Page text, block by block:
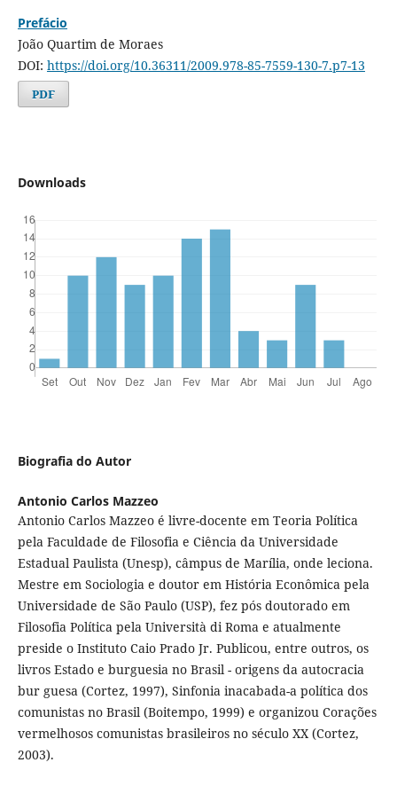
Prefácio
João Quartim de Moraes
DOI: https://doi.org/10.36311/2009.978-85-7559-130-7.p7-13
PDF
Downloads
Biografia do Autor
Antonio Carlos Mazzeo
Antonio Carlos Mazzeo é livre-docente em Teoria Política
pela Faculdade de Filosofia e Ciência da Universidade
Estadual Paulista (Unesp), câmpus de Marília, onde leciona.
Mestre em Sociologia e doutor em História Econômica pela
Universidade de São Paulo (USP), fez pós doutorado em
Filosofia Política pela Università di Roma e atualmente
preside o Instituto Caio Prado Jr. Publicou, entre outros, os
livros Estado e burguesia no Brasil - origens da autocracia
bur guesa (Cortez, 1997), Sinfonia inacabada-a política dos
comunistas no Brasil (Boitempo, 1999) e organizou Corações
vermelhosos comunistas brasileiros no século XX (Cortez,
2003).